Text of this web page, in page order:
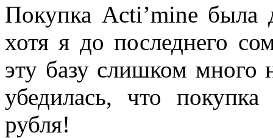
Покупка Acti’mine была
хотя я до последнего
эту базу слишком много
убедилась, что покупка
рубля!